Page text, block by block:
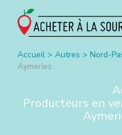
Accueil > Autres > Nord-
Aymeries
Producteurs en